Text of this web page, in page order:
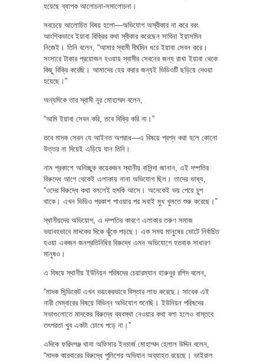
হয়েছে ব্যাপক আলোচনা-সমালোচনা।
সবচেয়ে আলোচিত বিষয় হলো—অভিযোগ অস্বীকার না করে বরং
আংশিকভাবে ইয়াবা বিক্রির কথা স্বীকার করেছেন সাবিনা ইয়াসমিন
নিজেই। তিনি বলেন, “আমার স্বামী দীর্ঘদিন ধরে ইয়াবা সেবন করে।
সংসারে টাকার প্রয়োজন হওয়ায় স্বামীর সেবনের জন্য রাখা ইয়াবা থেকে
কিছু বিক্রি করেছি। আমাদের হেয় করার জন্যই ভিডিওটি ছড়িয়ে দেওয়া
হয়েছে।”
অন্যদিকে তার স্বামী নূর মোহাম্মদ বলেন,
“আমি ইয়াবা সেবন করি, তবে বিক্রি করি না।”
তবে মাদক সেবন যে আইনত অপরাধ—এ বিষয়ে প্রশ্ন করা হলে কোনো
উত্তর না দিয়েই এড়িয়ে যান তিনি।
নাম প্রকাশে অনিচ্ছুক কয়েকজন স্থানীয় বাসিন্দা জানান, এই দম্পতির
বিরুদ্ধে আগে থেকেই এলাকায় নানা অভিযোগ ছিল। তাদের ভাষ্য,
“ওদের বিরুদ্ধে কথা বললেই হুমকি আসে। অনেকেই ভয় পেয়ে চুপ
থাকে। এখন ভিডিও প্রকাশ পাওয়ার পর সবাই মুখ খুলতে শুরু করেছে।”
স্থানীয়দের অভিযোগ, এ দম্পতির কারণে এলাকার তরুণ সমাজ
ভয়াবহভাবে মাদকের দিকে ঝুঁকে পড়ছে। এক সময় মানুষের ভোটে নির্বাচিত
হওয়া একজন জনপ্রতিনিধির বিরুদ্ধে এমন অভিযোগে হতবাক সাধারণ
মানুষও।
এ বিষয়ে স্থানীয় ইউনিয়ন পরিষদের চেয়ারম্যান হারুনুর রশিদ বলেন,
“মাদক সিন্ডিকেট এখন ভয়ংকরভাবে বিস্তার লাভ করেছে। সাবেক এই
নারী মেম্বারের বিষয়ে বিভিন্ন অভিযোগ শুনেছি। ইউনিয়ন পরিষদের
সভাগুলোতে মাদকের বিরুদ্ধে ব্যবস্থা নেওয়ার কথা বলা হলেও বাস্তবে
তৎপরতা খুব একটা চোখে পড়ে না।”
এদিকে ফরিদগঞ্জ থানা অফিসার ইনচার্জ মোহাম্মদ হেলাল উদ্দিন বলেন,
“মাদক কারবারের বিরুদ্ধে পুলিশের অভিযান অব্যাহত রয়েছে। ভাইরাল